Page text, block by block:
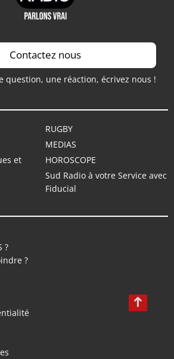
Contactez nous
question, une réaction, écrivez nous !
RUGBY
MEDIAS
et
HOROSCOPE
Sud Radio à votre Service avec
Fiducial
?
?